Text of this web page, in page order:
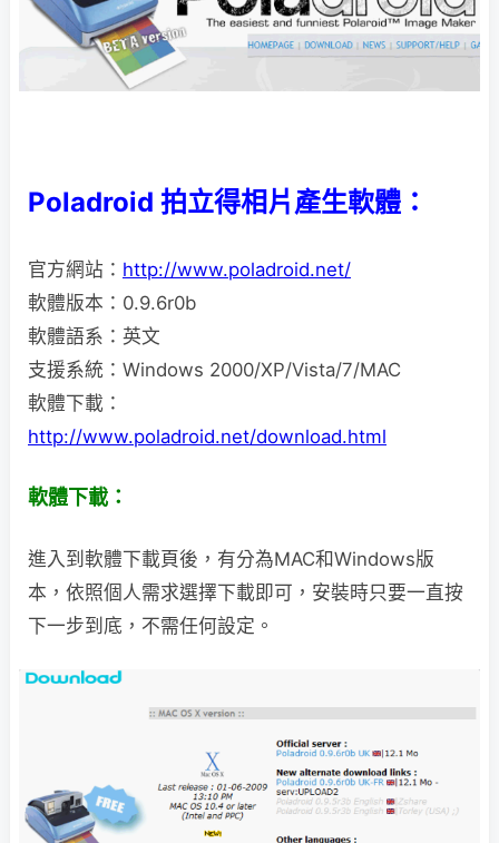
Poladroid 拍立得相片產生軟體：
官方網站： http://www.poladroid.net/
軟體版本：0.9.6r0b
軟體語系：英文
支援系統：Windows 2000/XP/Vista/7/MAC
軟體下載：
http://www.poladroid.net/download.html
軟體下載：
進入到軟體下載頁後，有分為MAC和Windows版
本，依照個人需求選擇下載即可，安裝時只要一直按
下一步到底，不需任何設定。